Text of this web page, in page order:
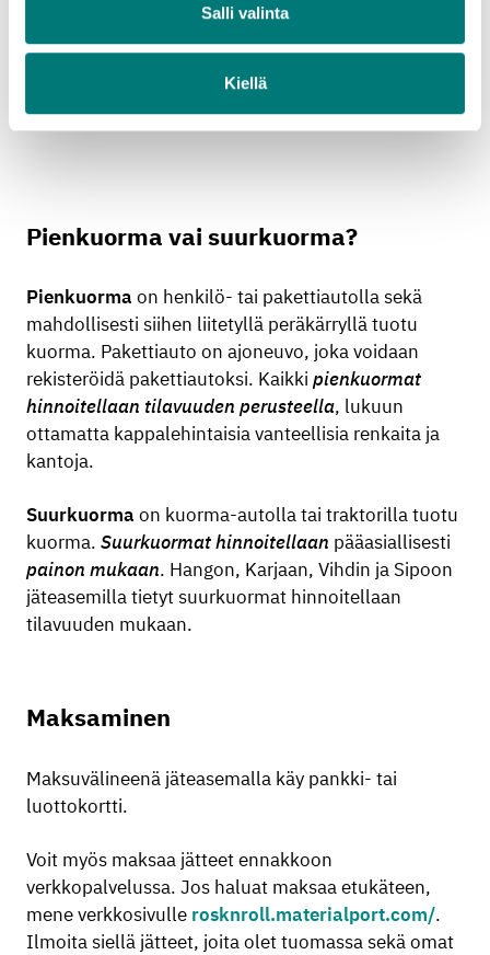
Salli valinta
Kiellä
Pienkuorma vai suurkuorma?
Pienkuorma on henkilö- tai pakettiautolla sekä
mahdollisesti siihen liitetyllä peräkärryllä tuotu
kuorma. Pakettiauto on ajoneuvo, joka voidaan
rekisteröidä pakettiautoksi. Kaikki pienkuormat
hinnoitellaan tilavuuden perusteella, lukuun
ottamatta kappalehintaisia vanteellisia renkaita ja
kantoja.
Suurkuorma on kuorma-autolla tai traktorilla tuotu
kuorma. Suurkuormat hinnoitellaan pääasiallisesti
painon mukaan. Hangon, Karjaan, Vihdin ja Sipoon
jäteasemilla tietyt suurkuormat hinnoitellaan
tilavuuden mukaan.
Maksaminen
Maksuvälineenä jäteasemalla käy pankki- tai
luottokortti.
Voit myös maksaa jätteet ennakkoon
verkkopalvelussa. Jos haluat maksaa etukäteen,
mene verkkosivulle rosknroll.materialport.com/.
Ilmoita siellä jätteet, joita olet tuomassa sekä omat